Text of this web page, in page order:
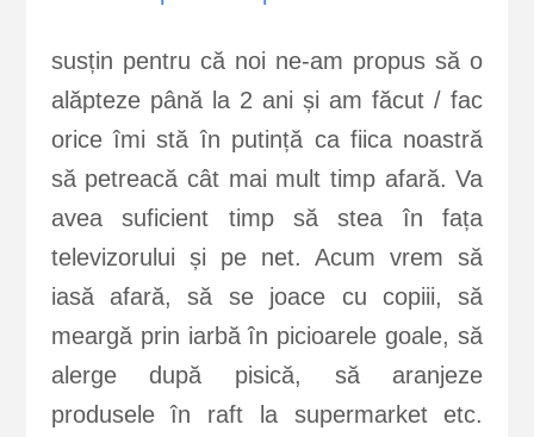
susțin pentru că noi ne-am propus să o
alăpteze până la 2 ani și am făcut / fac
orice îmi stă în putință ca fiica noastră
să petreacă cât mai mult timp afară. Va
avea suficient timp să stea în fața
televizorului și pe net. Acum vrem să
iasă afară, să se joace cu copiii, să
meargă prin iarbă în picioarele goale, să
alerge după pisică, să aranjeze
produsele în raft la supermarket etc.